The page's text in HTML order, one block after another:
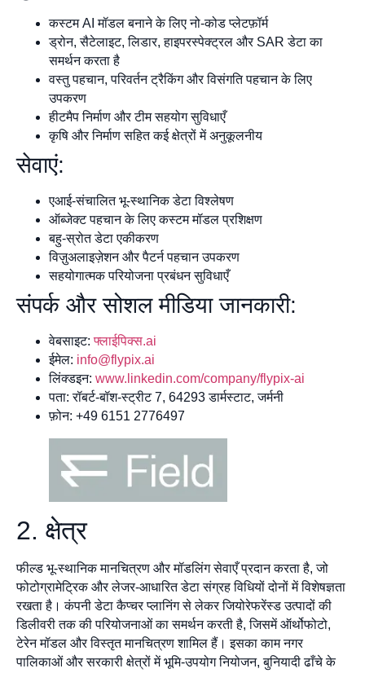
कस्टम AI मॉडल बनाने के लिए नो-कोड प्लेटफ़ॉर्म
ड्रोन, सैटेलाइट, लिडार, हाइपरस्पेक्ट्रल और SAR डेटा का
समर्थन करता है
वस्तु पहचान, परिवर्तन ट्रैकिंग और विसंगति पहचान के लिए
उपकरण
हीटमैप निर्माण और टीम सहयोग सुविधाएँ
कृषि और निर्माण सहित कई क्षेत्रों में अनुकूलनीय
सेवाएं:
एआई-संचालित भू-स्थानिक डेटा विश्लेषण
ऑब्जेक्ट पहचान के लिए कस्टम मॉडल प्रशिक्षण
बहु-स्रोत डेटा एकीकरण
विज़ुअलाइज़ेशन और पैटर्न पहचान उपकरण
सहयोगात्मक परियोजना प्रबंधन सुविधाएँ
संपर्क और सोशल मीडिया जानकारी:
वेबसाइट:फ्लाईपिक्स.ai
ईमेल: info@flypix.ai
लिंक्डइन: www.linkedin.com/company/flypix-ai
पता: रॉबर्ट-बॉश-स्ट्रीट 7, 64293 डार्मस्टाट, जर्मनी
फ़ोन: +49 6151 2776497
2. क्षेत्र
फील्ड भू-स्थानिक मानचित्रण और मॉडलिंग सेवाएँ प्रदान करता है, जो
फोटोग्रामेट्रिक और लेजर-आधारित डेटा संग्रह विधियों दोनों में विशेषज्ञता
रखता है। कंपनी डेटा कैप्चर प्लानिंग से लेकर जियोरेफरेंस्ड उत्पादों की
डिलीवरी तक की परियोजनाओं का समर्थन करती है, जिसमें ऑर्थोफोटो,
टेरेन मॉडल और विस्तृत मानचित्रण शामिल हैं। इसका काम नगर
पालिकाओं और सरकारी क्षेत्रों में भूमि-उपयोग नियोजन, बुनियादी ढाँचे के